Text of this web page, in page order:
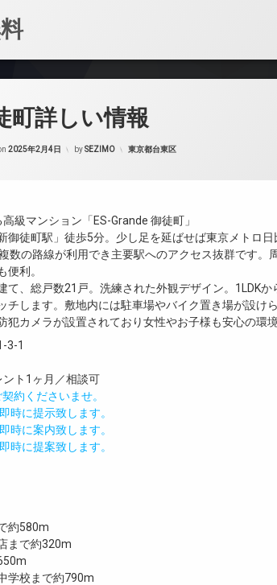
町詳しい情報
2025年2月4日 bySEZIMO カテゴリー:
東京都台東区
級マンション「ES-Grande 御徒町」
御徒町駅」徒歩5分。少し足を延ばせば東京メトロ日
数の路線が利用でき主要駅へのアクセス抜群です
便利。
て、総戸数21戸。洗練された外観デザイン。1LDK
チします。敷地内には駐車場やバイク置き場が設
犯カメラが設置されており女性やお子様も安心の環境
3-1
ト1ヶ月／相談可
約くださいませ。
時に提示致します。
時に案内致します。
時に提案致します。
約580m
まで約320m
学校まで約790m